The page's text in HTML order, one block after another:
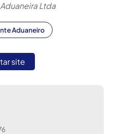
Ltda
Aduaneiro
site